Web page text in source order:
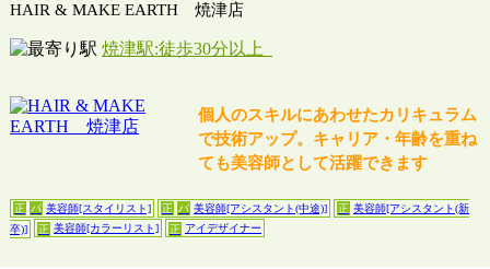
HAIR & MAKE EARTH 焼津店
焼津駅:徒歩30分以上
個人のスキルにあわせたカリキュラム
で技術アップ。キャリア・年齢を重ね
ても美容師として活躍できます
正 パ 美容師[スタイリスト] 正 パ 美容師[アシスタント(中途)] 正 美容師[アシスタント(新
卒)]
正 美容師[カラーリスト] 正 アイデザイナー